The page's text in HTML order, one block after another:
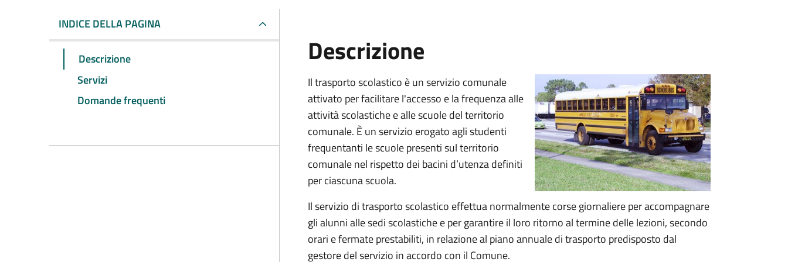
INDICE DELLA PAGINA
Descrizione
Servizi
Domande frequenti
Descrizione
Il trasporto scolastico è un servizio comunale
attivato per facilitare l'accesso e la frequenza alle
attività scolastiche e alle scuole del territorio
comunale. È un servizio erogato agli studenti
frequentanti le scuole presenti sul territorio
comunale nel rispetto dei bacini d’utenza definiti
per ciascuna scuola.
Il servizio di trasporto scolastico effettua normalmente corse giornaliere per accompagnare
gli alunni alle sedi scolastiche e per garantire il loro ritorno al termine delle lezioni, secondo
orari e fermate prestabiliti, in relazione al piano annuale di trasporto predisposto dal
gestore del servizio in accordo con il Comune.